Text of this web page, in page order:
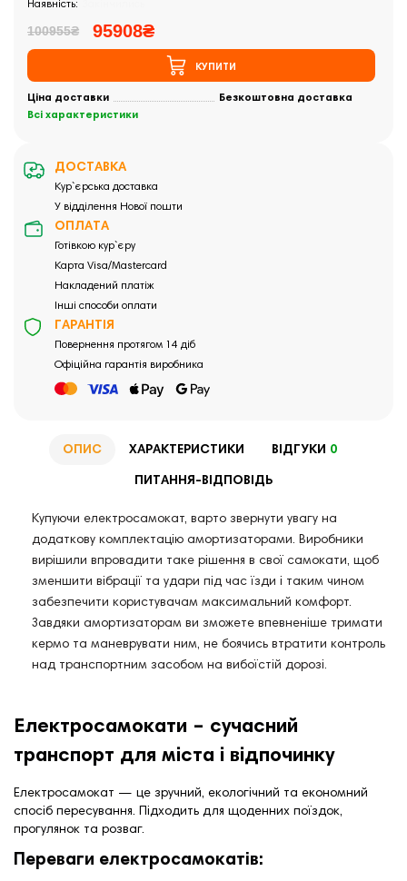
100955₴ 95908₴
КУПИТИ
Ціна доставки
Безкоштовна доставка
Всі характеристики
ДОСТАВКА
Кур`єрська доставка
У відділення Нової пошти
ОПЛАТА
Готівкою кур`єру
Карта Visa/Mastercard
Накладений платіж
Інші способи оплати
ГАРАНТІЯ
Повернення протягом 14 діб
Офіційна гарантія виробника
ОПИС ХАРАКТЕРИСТИКИ ВІДГУКИ 0
ПИТАННЯ-ВІДПОВІДЬ
Купуючи електросамокат, варто звернути увагу на
додаткову комплектацію амортизаторами. Виробники
вирішили впровадити таке рішення в свої самокати, щоб
зменшити вібрації та удари під час їзди і таким чином
забезпечити користувачам максимальний комфорт.
Завдяки амортизаторам ви зможете впевненіше тримати
кермо та маневрувати ним, не боячись втратити контроль
над транспортним засобом на вибоїстій дорозі.
Електросамокати – сучасний
транспорт для міста і відпочинку
Електросамокат — це зручний, екологічний та економний
спосіб пересування. Підходить для щоденних поїздок,
прогулянок та розваг.
Переваги електросамокатів: